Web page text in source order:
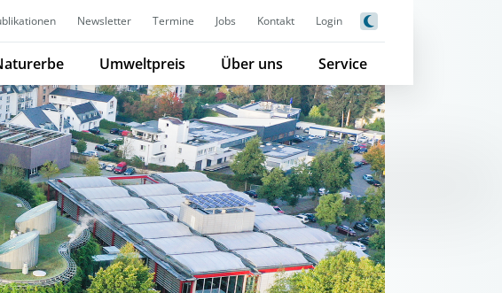
Newsletter Termine Jobs Kontakt Login
Umweltpreis Über uns Service